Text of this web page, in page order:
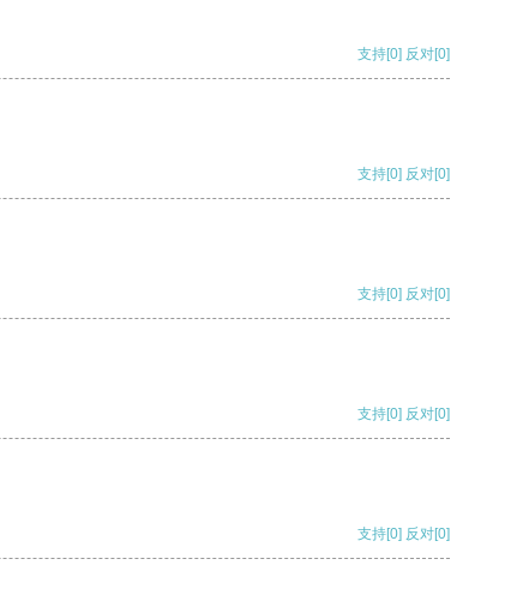
支持[0] 反对[0]
支持[0] 反对[0]
支持[0] 反对[0]
支持[0] 反对[0]
支持[0] 反对[0]